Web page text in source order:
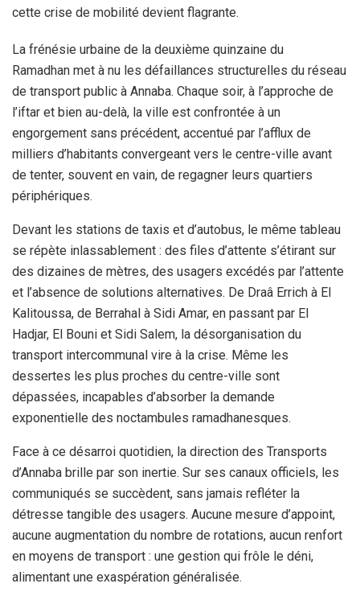
cette crise de mobilité devient flagrante.
La frénésie urbaine de la deuxième quinzaine du
Ramadhan met à nu les défaillances structurelles du réseau
de transport public à Annaba. Chaque soir, à l’approche de
l’iftar et bien au-delà, la ville est confrontée à un
engorgement sans précédent, accentué par l’afflux de
milliers d’habitants convergeant vers le centre-ville avant
de tenter, souvent en vain, de regagner leurs quartiers
périphériques.
Devant les stations de taxis et d’autobus, le même tableau
se répète inlassablement : des files d’attente s’étirant sur
des dizaines de mètres, des usagers excédés par l’attente
et l’absence de solutions alternatives. De Draâ Errich à El
Kalitoussa, de Berrahal à Sidi Amar, en passant par El
Hadjar, El Bouni et Sidi Salem, la désorganisation du
transport intercommunal vire à la crise. Même les
dessertes les plus proches du centre-ville sont
dépassées, incapables d’absorber la demande
exponentielle des noctambules ramadhanesques.
Face à ce désarroi quotidien, la direction des Transports
d’Annaba brille par son inertie. Sur ses canaux officiels, les
communiqués se succèdent, sans jamais refléter la
détresse tangible des usagers. Aucune mesure d’appoint,
aucune augmentation du nombre de rotations, aucun renfort
en moyens de transport : une gestion qui frôle le déni,
alimentant une exaspération généralisée.